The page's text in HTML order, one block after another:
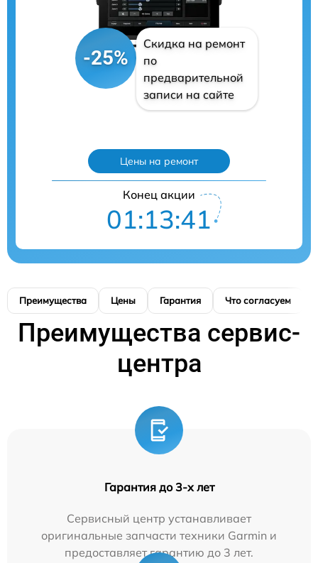
-25%
Скидка на ремонт
по
предварительной
записи на сайте
Цены на ремонт
Конец акции
01:13:40
Преимущества Цены Гарантия Что согласуем
Преимущества сервис-
центра
Гарантия до 3-х лет
Сервисный центр устанавливает
оригинальные запчасти техники Garmin и
предоставляет гарантию до 3 лет.